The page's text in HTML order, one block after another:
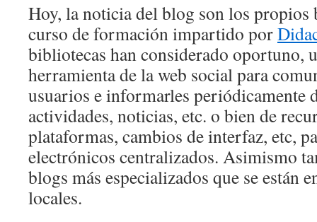
Hoy, la noticia del blog son los propios
curso de formación impartido por
bibliotecas han considerado oportuno,
herramienta de la web social para
usuarios e informarles periódicamente
actividades, noticias, etc. o bien de
plataformas, cambios de interfaz, etc,
electrónicos centralizados. Asimismo
blogs más especializados que se están
locales.